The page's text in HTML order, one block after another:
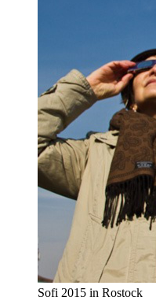
Sofi 2015 in Rostock